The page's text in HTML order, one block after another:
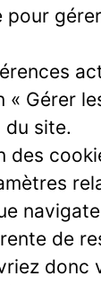
pour
« Gérer
du site.
des
de
donc